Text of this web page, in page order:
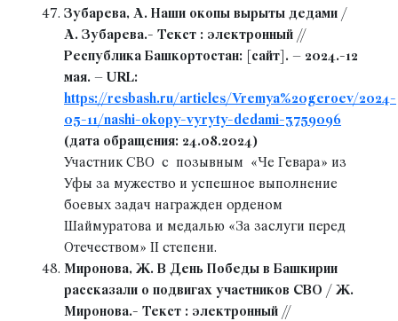
Зубарева, А. Наши окопы вырыты дедами /
А. Зубарева.- Текст : электронный //
Республика Башкортостан: [сайт]. – 2024.-12
мая. – URL:
https://resbash.ru/articles/Vremya%20geroev/2024-
05-11/nashi-okopy-vyryty-dedami-3759096
(дата обращения: 24.08.2024)
Участник СВО с позывным «Че Гевара» из
Уфы за мужество и успешное выполнение
боевых задач награжден орденом
Шаймуратова и медалью «За заслуги перед
Отечеством» II степени.
Миронова, Ж. В День Победы в Башкирии
рассказали о подвигах участников СВО / Ж.
Миронова.- Текст : электронный //